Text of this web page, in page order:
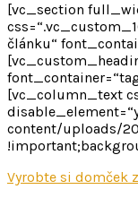
[vc_section
článku“
[vc_column_text
content/uploads/
Vyrobte si domček